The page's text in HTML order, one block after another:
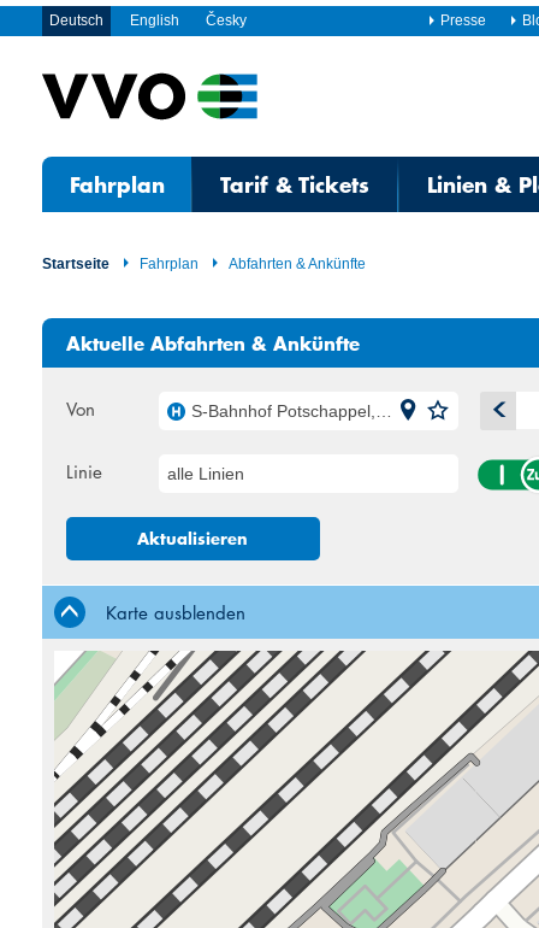
Deutsch English Česky Presse
Fahrplan Tarif & Tickets Linien &
Startseite Fahrplan Abfahrten & Ankünfte
Aktuelle Abfahrten & Ankünfte
Von S-Bahnhof Potschappel, Freital
Mo Di
10 11
25
31 1
Linie alle Linien
Aktualisieren
Karte ausblenden